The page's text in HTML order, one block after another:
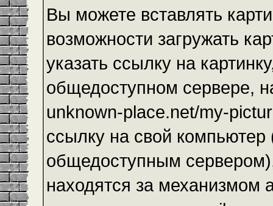
Вы можете вставлять
возможности загружать
указать ссылку на
общедоступном сервере,
unknown-place.net/my-
ссылку на свой компьютер
общедоступным
находятся за механизмом